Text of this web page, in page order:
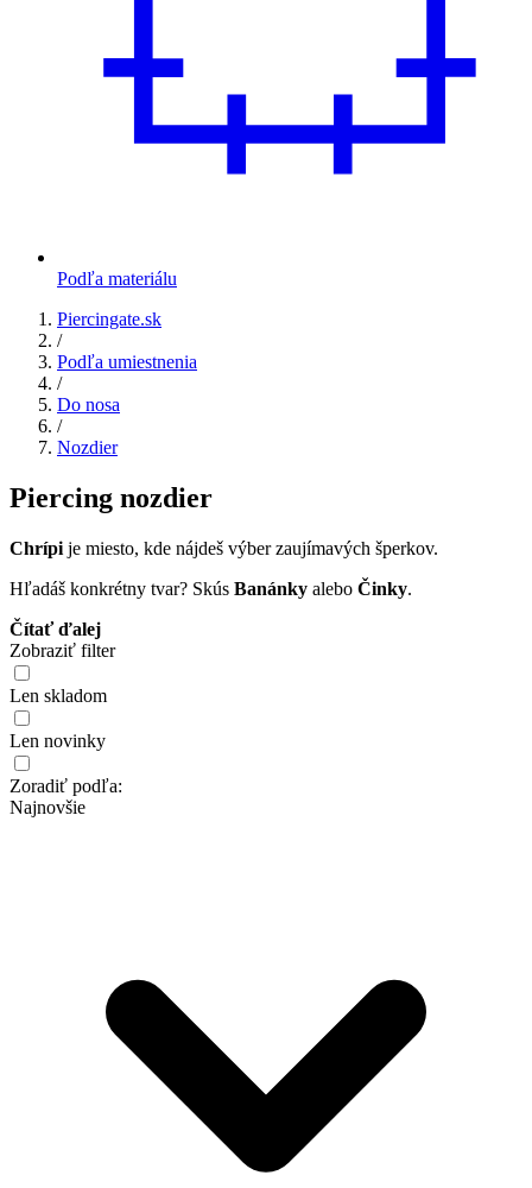
Podľa materiálu
Piercingate.sk
/
Podľa umiestnenia
/
Do nosa
/
Nozdier
Piercing nozdier
Chrípi je miesto, kde nájdeš výber zaujímavých šperkov.
Hľadáš konkrétny tvar? Skús Banánky alebo Činky.
Čítať ďalej
Zobraziť filter
Len skladom
Len novinky
Zoradiť podľa:
Najnovšie